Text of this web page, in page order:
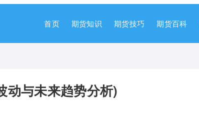
首页 期货知识 期货技巧 期货百科
动与未来趋势分析)